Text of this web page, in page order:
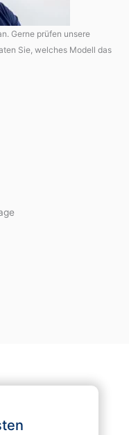
Gerne prüfen unsere
Sie, welches Modell das